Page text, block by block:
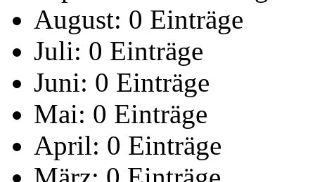
August: 0 Einträge
Juli: 0 Einträge
Juni: 0 Einträge
Mai: 0 Einträge
April: 0 Einträge